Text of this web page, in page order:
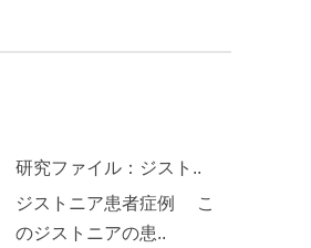
研究ファイル：ジスト..
ジストニア患者症例 こ
のジストニアの患..